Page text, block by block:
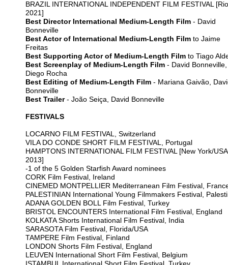
BRAZIL INTERNATIONAL INDEPENDENT FILM FESTIVAL
2021]
Best Director International Medium-Length Film - David
Bonneville
Best Actor of International Medium-Length Film to Jaime
Freitas
Best Supporting Actor of Medium-Length Film to Tiago
Best Screenplay of Medium-Length Film - David Bonneville,
Diego Rocha
Best Editing of Medium-Length Film - Mariana Gaivão,
Bonneville
Best Trailer- João Seiça, David Bonneville
FESTIVALS
LOCARNO FILM FESTIVAL, Switzerland
VILA DO CONDE SHORT FILM FESTIVAL, Portugal
HAMPTONS INTERNATIONAL FILM FESTIVAL [New York/
2013]
-1 of the 5 Golden Starfish Award nominees
CORK Film Festival, Ireland
CINEMED MONTPELLIER Mediterranean Film Festival,
PALESTINIAN International Young Filmmakers Festival,
ADANA GOLDEN BOLL Film Festival, Turkey
BRISTOL ENCOUNTERS International Film Festival, England
KOLKATA Shorts International Film Festival, India
SARASOTA Film Festival, Florida/USA
TAMPERE Film Festival, Finland
LONDON Shorts Film Festival, England
LEUVEN International Short Film Festival, Belgium